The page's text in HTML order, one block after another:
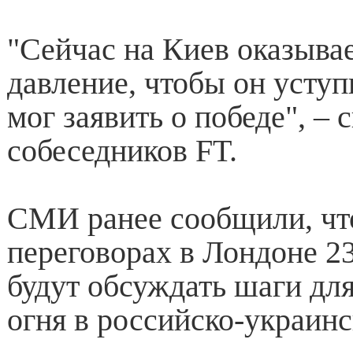
"Сейчас на Киев
давление, чтобы он
мог заявить о победе", –
собеседников FT.
СМИ ранее сообщили,
переговорах в Лондоне
будут обсуждать шаги
огня в российско-